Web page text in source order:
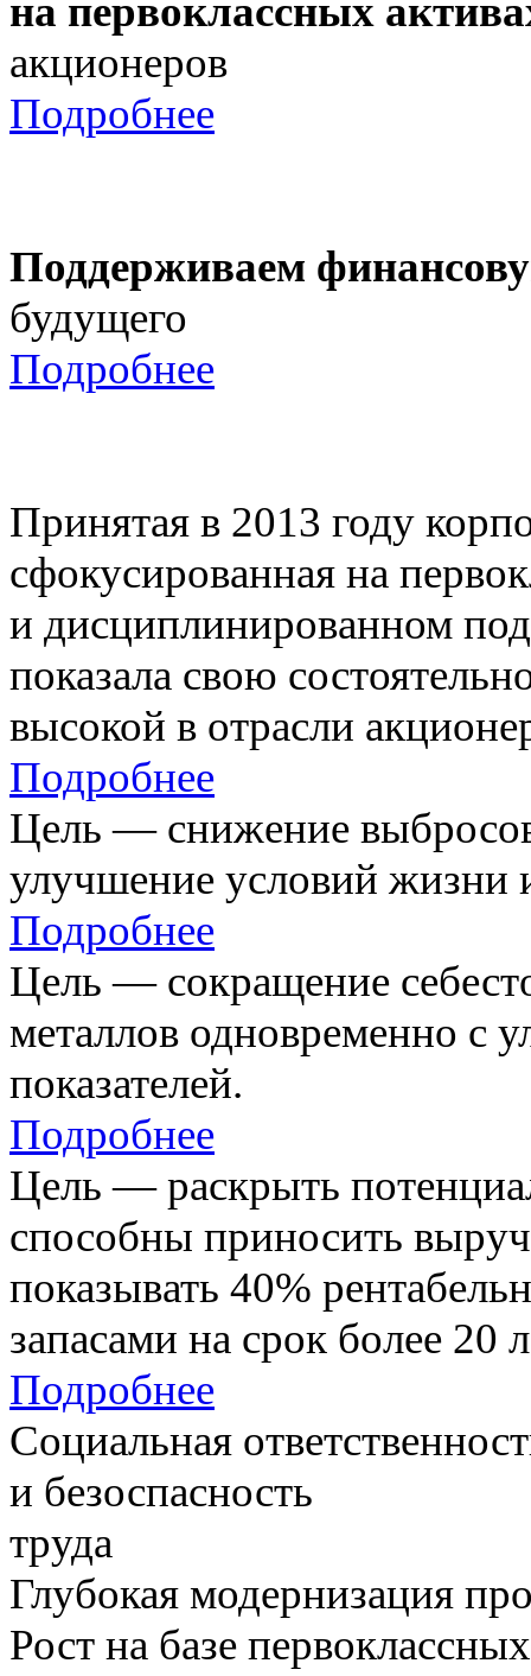
на первоклассных
акционеров
Подробнее
Поддерживаем
будущего
Подробнее
Принятая в 2013 году
сфокусированная на
и дисциплинированном
показала свою
высокой в отрасли
Подробнее
Цель — снижение
улучшение условий жизни
Подробнее
Цель — сокращение
металлов одновременно с
показателей.
Подробнее
Цель — раскрыть
способны приносить
показывать 40%
запасами на срок более 20
Подробнее
Социальная
и безоспасность
труда
Глубокая модернизация
Рост на базе